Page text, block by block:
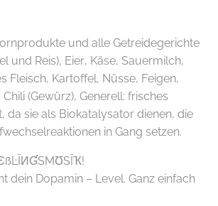
und alle Getreidegerichte
und Reis), Eier, Käse, Sauermilch,
Fleisch, Kartoffel, Nüsse, Feigen,
(Gewürz), Generell: frisches
da sie als Biokatalysator dienen, die
in Gang setzen.
dein Dopamin – Level. Ganz einfach